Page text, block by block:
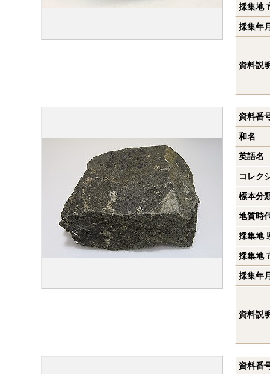
採集地
採集年
資料説
資料番
和名
英語名
コレク
標本分
地質時
採集地
採集地
採集年
資料説
資料番